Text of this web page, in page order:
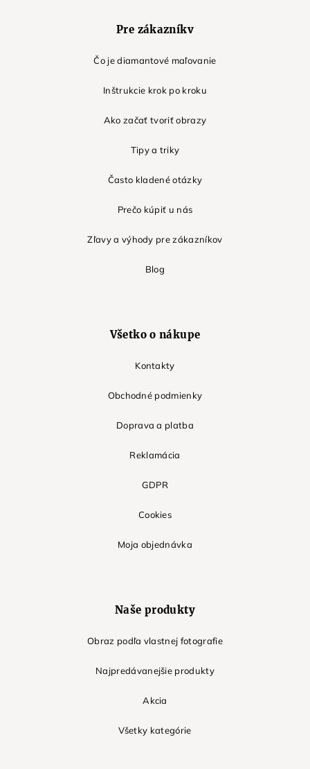
Pre zákazníkv
Čo je diamantové maľovanie
Inštrukcie krok po kroku
Ako začať tvoriť obrazy
Tipy a triky
Často kladené otázky
Prečo kúpiť u nás
Zľavy a výhody pre zákazníkov
Blog
Všetko o nákupe
Kontakty
Obchodné podmienky
Doprava a platba
Reklamácia
GDPR
Cookies
Moja objednávka
Naše produkty
Obraz podľa vlastnej fotografie
Najpredávanejšie produkty
Akcia
Všetky kategórie